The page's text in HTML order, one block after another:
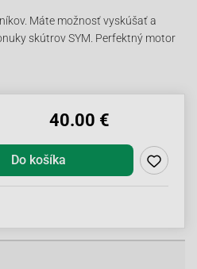
Máte možnosť vyskúšať a
skútrov SYM. Perfektný motor
40.00 €
Do košíka